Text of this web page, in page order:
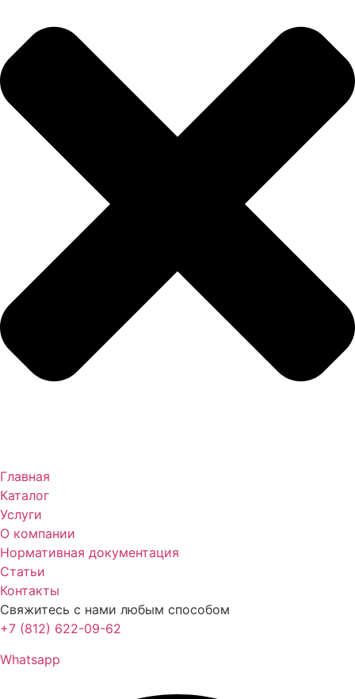
Главная
Каталог
Услуги
О компании
Нормативная документация
Статьи
Контакты
Свяжитесь с нами любым способом
+7 (812) 622-09-62
Whatsapp